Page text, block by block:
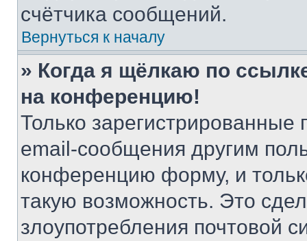
счётчика сообщений.
Вернуться к началу
» Когда я щёлкаю по
на конференцию!
Только зарегистрированные
email-сообщения другим
конференцию форму, и
такую возможность. Это
злоупотребления почтовой